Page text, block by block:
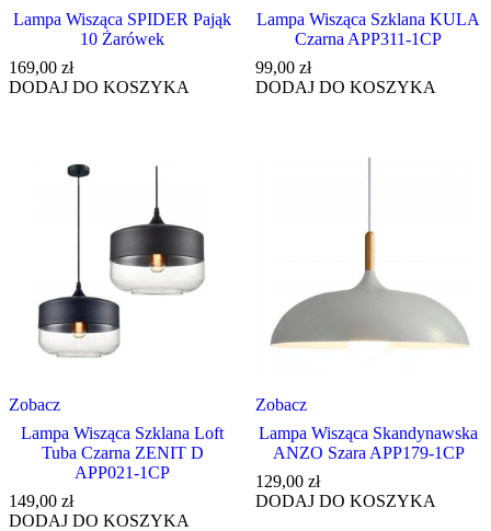
Lampa Wisząca SPIDER Pająk
10 Żarówek
169,00 zł
DODAJ DO KOSZYKA
Lampa Wisząca Szklana KULA
Czarna APP311-1CP
99,00 zł
DODAJ DO KOSZYKA
Zobacz
Lampa Wisząca Szklana Loft
Tuba Czarna ZENIT D
APP021-1CP
149,00 zł
DODAJ DO KOSZYKA
Zobacz
Lampa Wisząca Skandynawska
ANZO Szara APP179-1CP
129,00 zł
DODAJ DO KOSZYKA